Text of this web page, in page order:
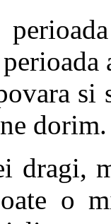
si
dorim.
dragi,
o